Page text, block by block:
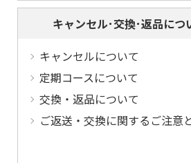
キャンセル･交換･返品につ
キャンセルについて
定期コースについて
交換・返品について
ご返送・交換に関するご注意